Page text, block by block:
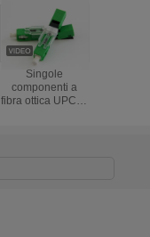
Singole
componenti a
fibra ottica UPC di